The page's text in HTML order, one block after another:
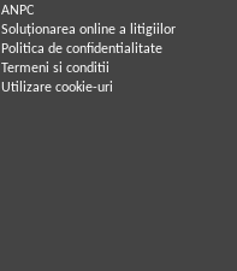
ANPC
Soluționarea online a litigiilor
Politica de confidentialitate
Termeni si conditii
Utilizare cookie-uri